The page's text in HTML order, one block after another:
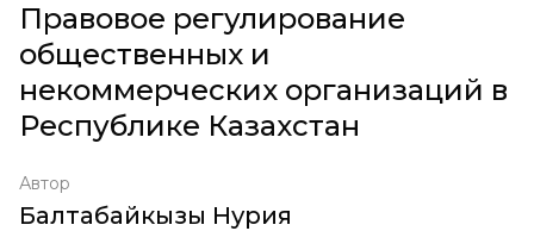
Правовое регулирование
общественных и
некоммерческих организаций в
Республике Казахстан
Автор
Балтабайкызы Нурия